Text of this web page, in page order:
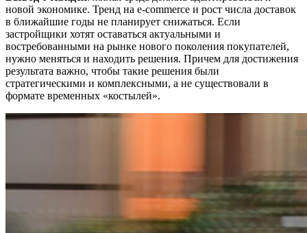
новой экономике. Тренд на e-commerce и рост числа доставок
в ближайшие годы не планирует снижаться. Если
застройщики хотят оставаться актуальными и
востребованными на рынке нового поколения покупателей,
нужно меняться и находить решения. Причем для достижения
результата важно, чтобы такие решения были
стратегическими и комплексными, а не существовали в
формате временных «костылей».